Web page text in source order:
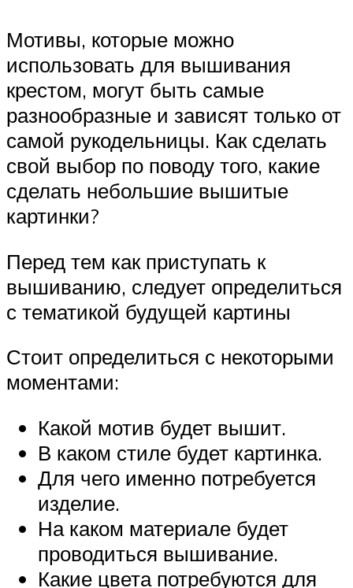
Мотивы, которые можно
использовать для вышивания
крестом, могут быть самые
разнообразные и зависят только от
самой рукодельницы. Как сделать
свой выбор по поводу того, какие
сделать небольшие вышитые
картинки?
Перед тем как приступать к
вышиванию, следует определиться
с тематикой будущей картины
Стоит определиться с некоторыми
моментами:
Какой мотив будет вышит.
В каком стиле будет картинка.
Для чего именно потребуется
изделие.
На каком материале будет
проводиться вышивание.
Какие цвета потребуются для